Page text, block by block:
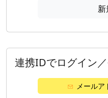
連携IDでログイン
メールア